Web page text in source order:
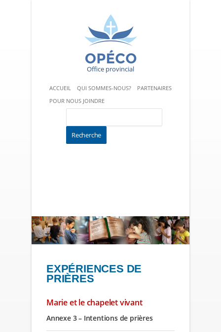
Office provincial
ACCUEIL QUI SOMMES-NOUS?
PARTENAIRES
POUR NOUS JOINDRE
EXPÉRIENCES DE
PRIÈRES
Marie et le chapelet vivant
Annexe 3 – Intentions de prières